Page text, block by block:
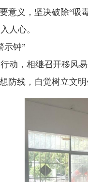
意义，坚决破除“
人心。
示钟”
动，相继召开移风
防线，自觉树立文